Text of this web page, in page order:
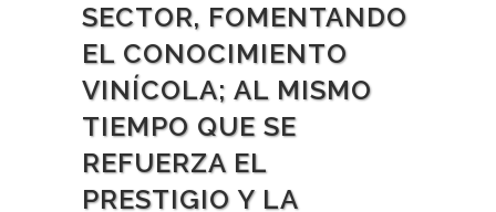
SECTOR, FOMENTANDO
EL CONOCIMIENTO
VINÍCOLA; AL MISMO
TIEMPO QUE SE
REFUERZA EL
PRESTIGIO Y LA